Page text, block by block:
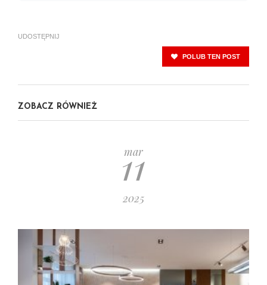
UDOSTĘPNIJ
POLUB TEN POST
ZOBACZ RÓWNIEŻ
mar
11
2025